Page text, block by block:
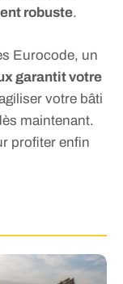
robuste.
Eurocode, un
garantit votre
votre bâti
maintenant.
profiter enfin